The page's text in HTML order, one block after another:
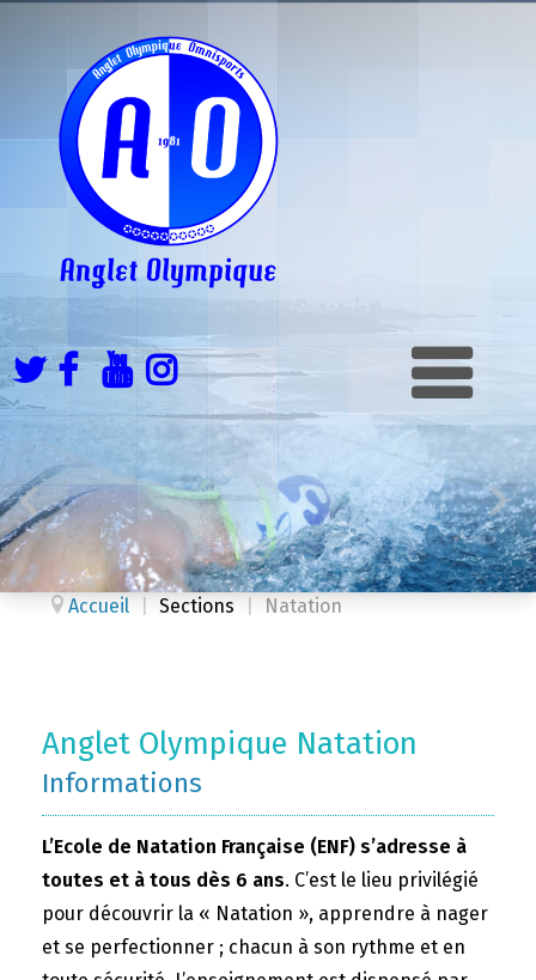
Accueil Sections Natation
Anglet Olympique Natation
Informations
L’Ecole de Natation Française (ENF) s’adresse à
toutes et à tous dès 6 ans. C’est le lieu privilégié
pour découvrir la « Natation », apprendre à nager
et se perfectionner ; chacun à son rythme et en